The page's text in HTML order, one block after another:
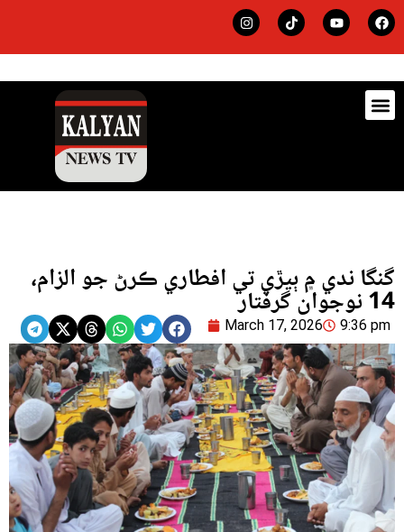
گنگا ندي ۾ ٻيڙي تي افطاري ڪرڻ جو الزام،
14 نوجوان گرفتار
March 17, 2026 9:36 pm